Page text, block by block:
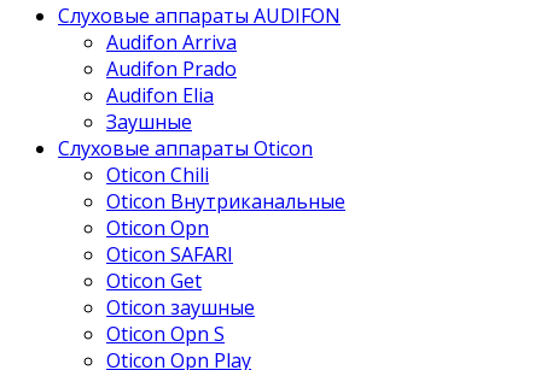
Слуховые аппараты AUDIFON
Audifon Arriva
Audifon Prado
Audifon Elia
Заушные
Слуховые аппараты Oticon
Oticon Chili
Oticon Внутриканальные
Oticon Opn
Oticon SAFARI
Oticon Get
Oticon заушные
Oticon Opn S
Oticon Opn Play